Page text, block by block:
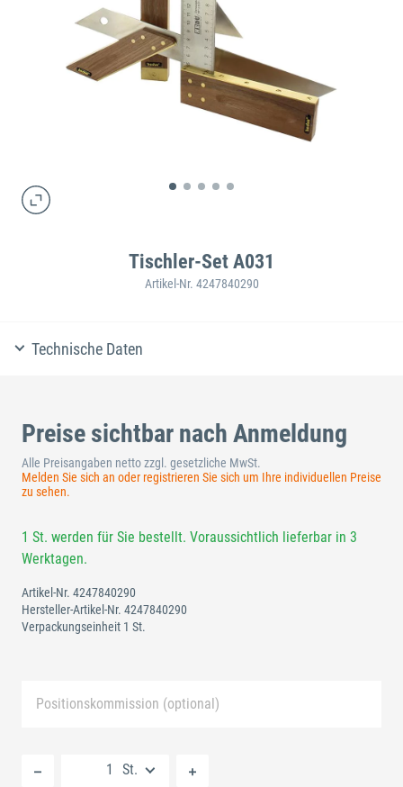
Tischler-Set A031
Artikel-Nr. 4247840290
Technische Daten
Preise sichtbar nach Anmeldung
Alle Preisangaben netto zzgl. gesetzliche MwSt.
Melden Sie sich an oder registrieren Sie sich um Ihre individuellen Preise
zu sehen.
1 St. werden für Sie bestellt. Voraussichtlich lieferbar in 3
Werktagen.
Artikel-Nr. 4247840290
Hersteller-Artikel-Nr. 4247840290
Verpackungseinheit 1 St.
Positionskommission (optional)
St.